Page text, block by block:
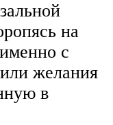
на
с
желания
в